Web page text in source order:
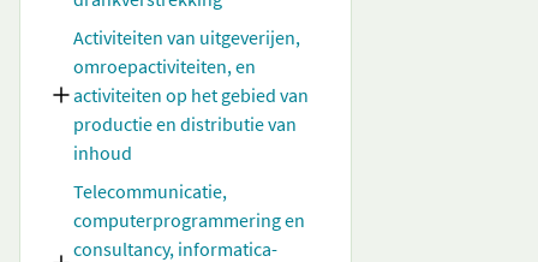
Activiteiten van uitgeverijen,
omroepactiviteiten, en
activiteiten op het gebied van
productie en distributie van
inhoud
Telecommunicatie,
computerprogrammering en
consultancy, informatica-